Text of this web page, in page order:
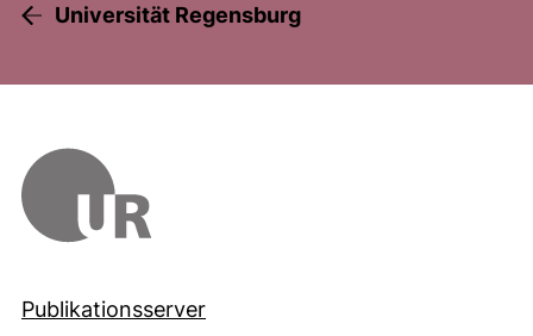
Universität Regensburg
Publikationsserver